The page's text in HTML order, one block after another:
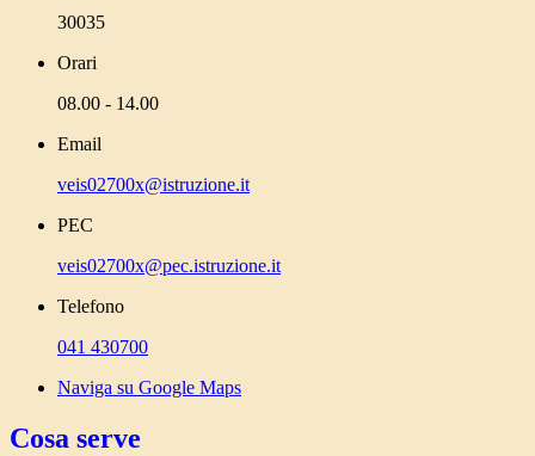
30035
Orari
08.00 - 14.00
Email
veis02700x@istruzione.it
PEC
veis02700x@pec.istruzione.it
Telefono
041 430700
Naviga su Google Maps
Cosa serve